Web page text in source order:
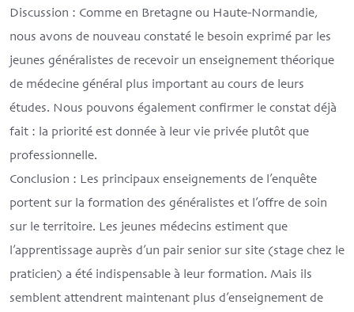
Discussion : Comme en Bretagne ou Haute-Normandie,
nous avons de nouveau constaté le besoin exprimé par les
jeunes généralistes de recevoir un enseignement théorique
de médecine général plus important au cours de leurs
études. Nous pouvons également confirmer le constat déjà
fait : la priorité est donnée à leur vie privée plutôt que
professionnelle.
Conclusion : Les principaux enseignements de l’enquête
portent sur la formation des généralistes et l’offre de soin
sur le territoire. Les jeunes médecins estiment que
l’apprentissage auprès d’un pair senior sur site (stage chez le
praticien) a été indispensable à leur formation. Mais ils
semblent attendrent maintenant plus d’enseignement de